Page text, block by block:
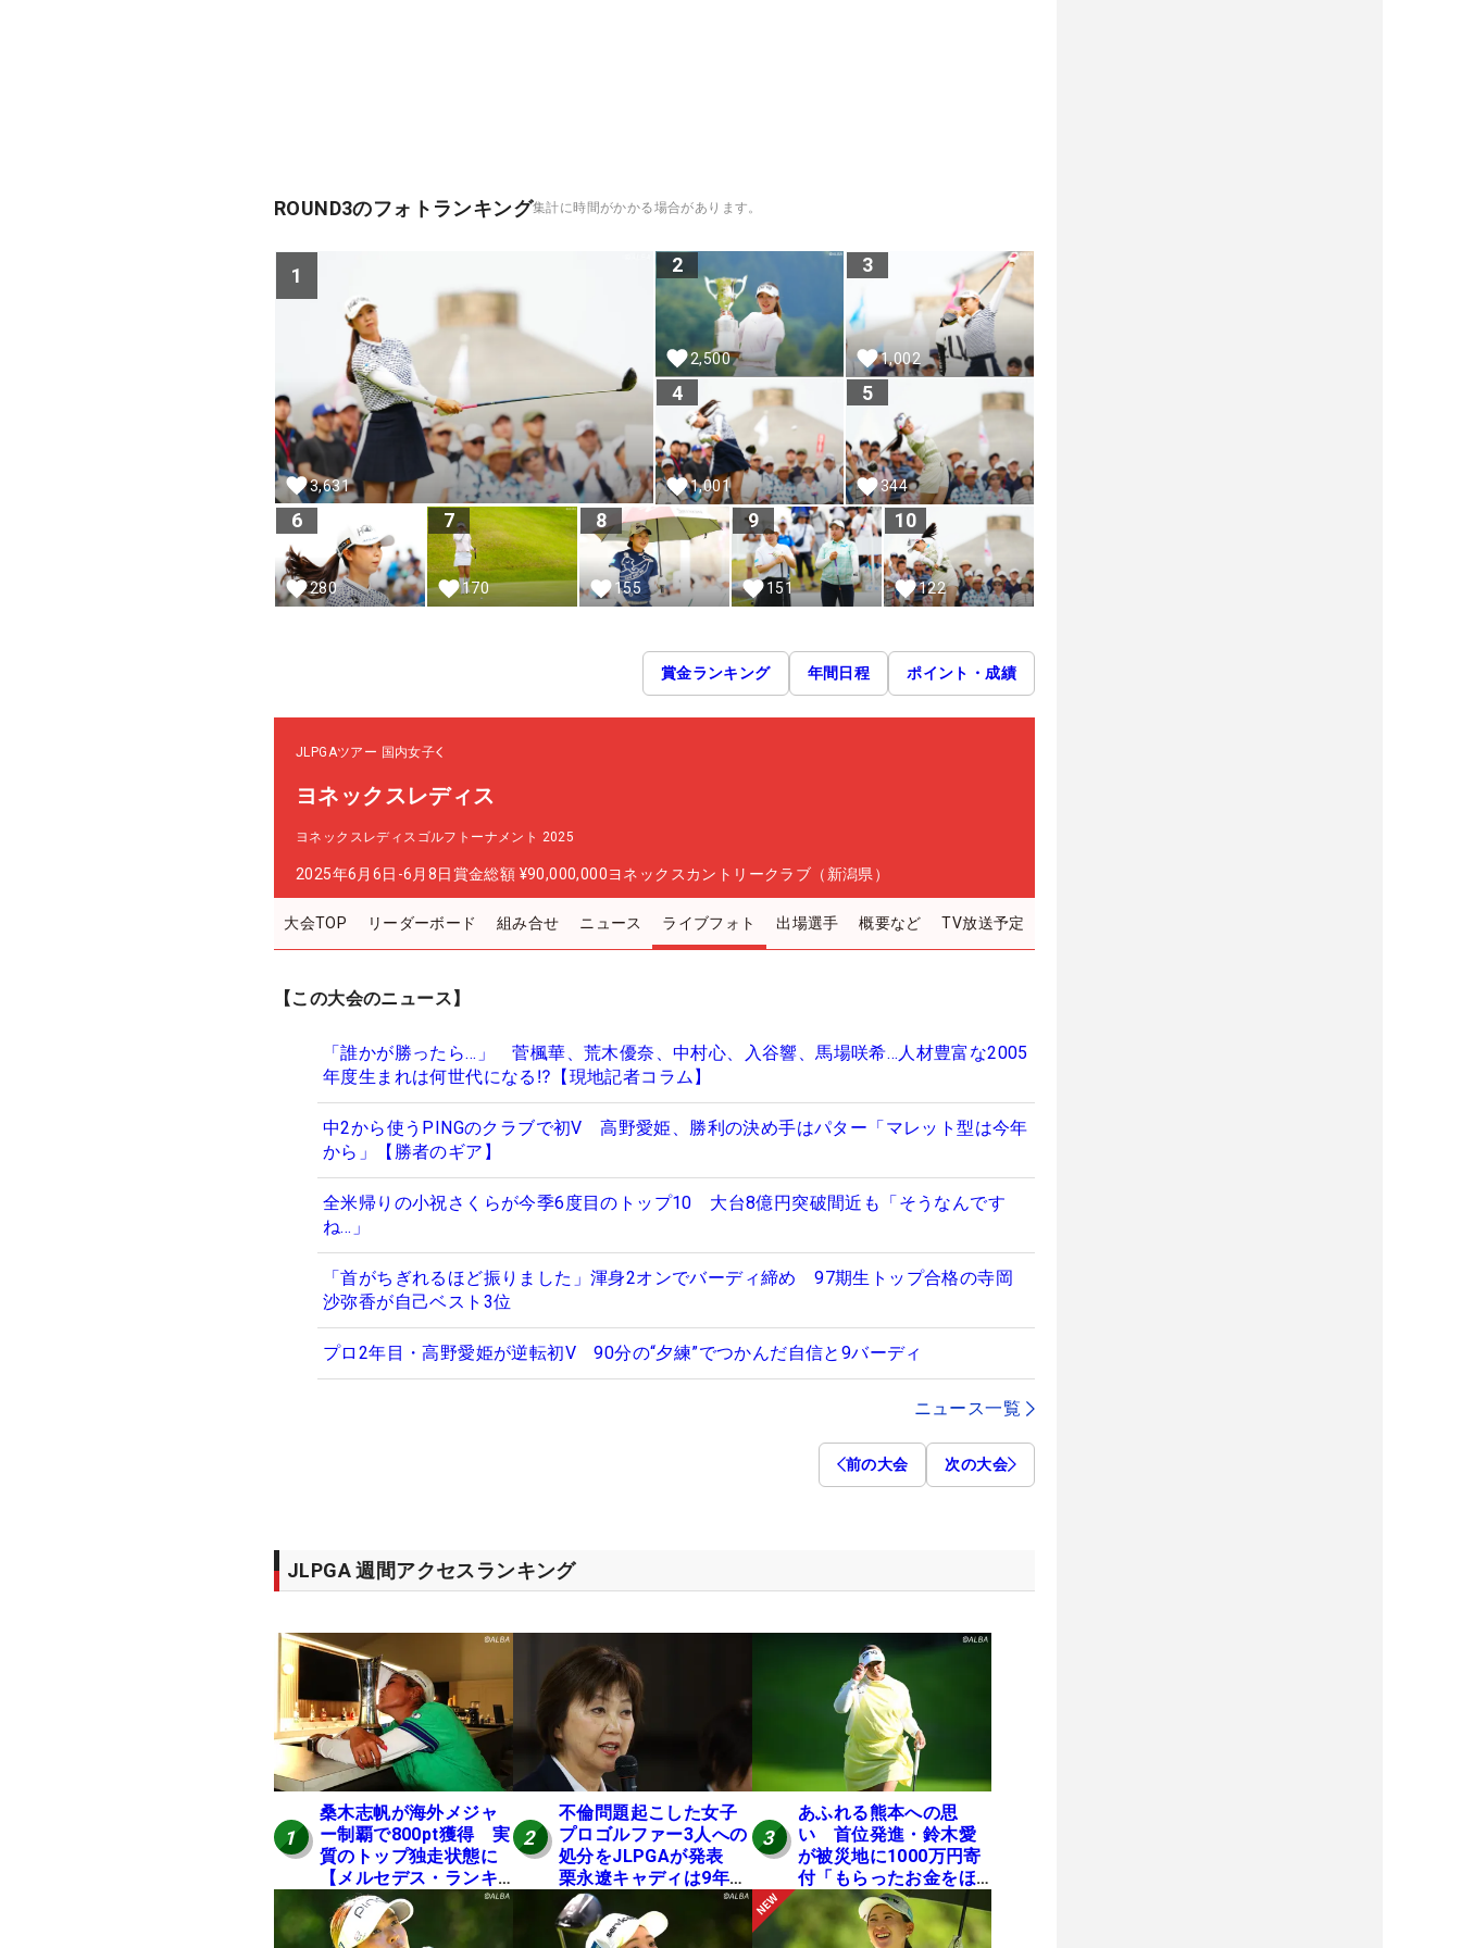
ROUND3のフォトランキング集計に時間がかかる場合があります。
1
3,631
2
2,500
3
1,002
4
1,001
5
344
6
280
7
170
8
155
9
151
10
122
賞金ランキング 年間日程 ポイント・成績
JLPGAツアー 国内女子
ヨネックスレディス
ヨネックスレディスゴルフトーナメント 2025
2025年6月6日-6月8日賞金総額 ¥90,000,000ヨネックスカントリークラブ（新潟県）
大会TOP リーダーボード 組み合せ ニュース ライブフォト 出場選手 概要など TV放送予定
【この大会のニュース】
「誰かが勝ったら…」 菅楓華、荒木優奈、中村心、入谷響、馬場咲希…人材豊富な2005
年度生まれは何世代になる⁉【現地記者コラム】
中2から使うPINGのクラブで初V 高野愛姫、勝利の決め手はパター「マレット型は今年
から」【勝者のギア】
全米帰りの小祝さくらが今季6度目のトップ10 大台8億円突破間近も「そうなんです
ね…」
「首がちぎれるほど振りました」渾身2オンでバーディ締め 97期生トップ合格の寺岡
沙弥香が自己ベスト3位
プロ2年目・高野愛姫が逆転初V 90分の“夕練”でつかんだ自信と9バーディ
ニュース一覧
前の大会 次の大会
JLPGA 週間アクセスランキング
1
桑木志帆が海外メジャ
ー制覇で800pt獲得 実
質のトップ独走状態に
【メルセデス・ランキ
ング番外編】
2
不倫問題起こした女子
プロゴルファー3人への
処分をJLPGAが発表
栗永遼キャディは9年間
の立ち入り禁止
3
あふれる熊本への思
い 首位発進・鈴木愛
が被災地に1000万円寄
付「もらったお金をほ
かの人に」